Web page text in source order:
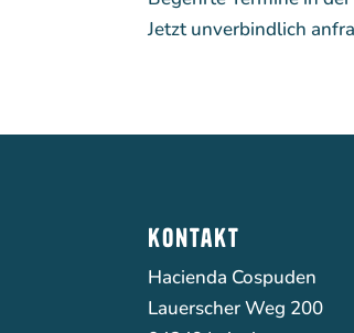
Jetzt unverbindlich
kontakt
Hacienda Cospuden
Lauerscher Weg 200